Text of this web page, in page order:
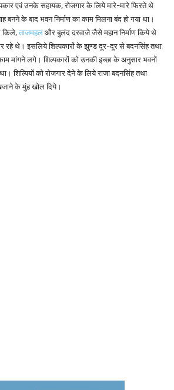
एवं उनके सहायक, रोजगार के लिये मारे-मारे फिरते थे
बनने के बाद भवन निर्माण का काम मिलना बंद हो गया था।
किले, ताजमहल और बुलंद दरवाजे जैसे महान निर्माण किये थे
रहे थे। इसलिये शिल्पकारों के झुण्ड दूर-दूर से बदनसिंह तथा
मांगने लगे। शिल्पकारों को उनकी इच्छा के अनुसार भवनों
शिल्पियों को रोजगार देने के लिये राजा बदनसिंह तथा
के मुंह खोल दिये।